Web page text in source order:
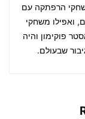
הרפתקה עם
ואפילו משחקי
פוקימון והיה
שבעולם.